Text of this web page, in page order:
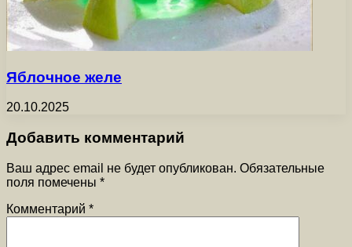
Яблочное желе
20.10.2025
Добавить комментарий
Ваш адрес email не будет опубликован. Обязательные
поля помечены *
Комментарий *